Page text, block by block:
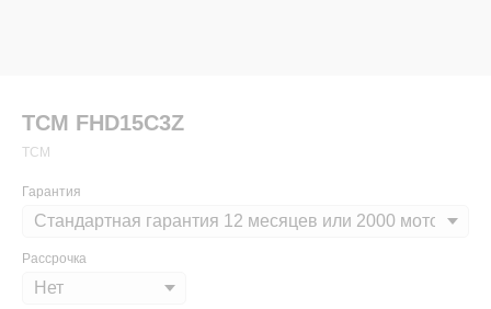
TCM FHD15С3Z
ТСМ
Гарантия
Рассрочка